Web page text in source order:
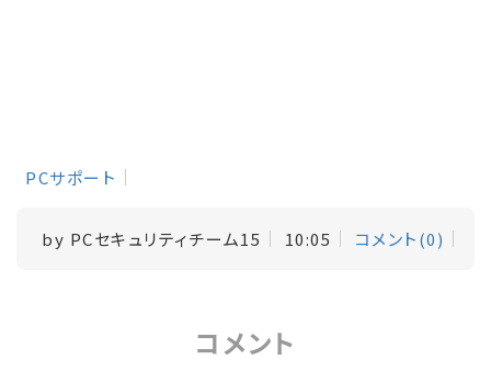
PCサポート
by PCセキュリティチーム15 10:05 コメント(0)
コメント